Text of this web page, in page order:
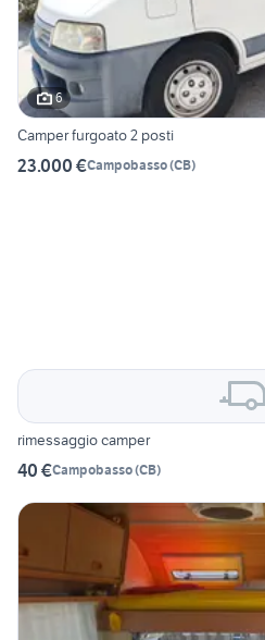
6
Camper furgoato 2 posti
23.000 €Campobasso(CB)
rimessaggio camper
40 €Campobasso(CB)